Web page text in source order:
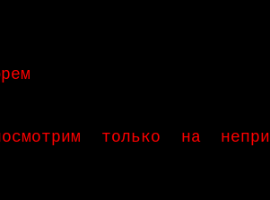
только на